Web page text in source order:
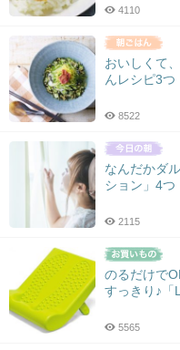
4110
おいしくて
んレシピ3つ
8522
なんだかダ
ション」4つ
2115
のるだけで
すっきり♪「
5565